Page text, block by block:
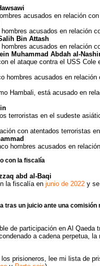
acusados en relación
acusados en relación
Bin Attash
acusados en relación
Muhammad Abdah al-
el ataque contra el USS Cole
hombres acusados en relación
Hambali, está acusado en
terroristas en el sudeste
con atentados terroristas
hombres acusados en
con la fiscalía
abd al-Baqi
la fiscalía en junio de 2022 y
tras un juicio ante una comisión
de participación en Al Qaeda
a cadena perpetua,
prisioneros, lee mi lista de